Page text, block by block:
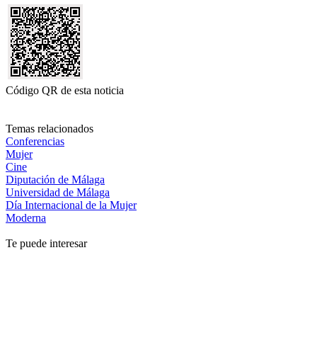
Código QR de esta noticia
Temas relacionados
Conferencias
Mujer
Cine
Diputación de Málaga
Universidad de Málaga
Día Internacional de la Mujer
Moderna
Te puede interesar